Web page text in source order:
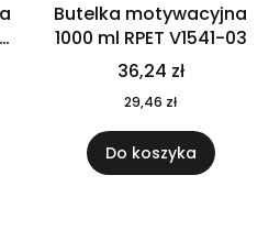
Butelka motywacyjna
1000 ml RPET V1541-03
36,24 zł
29,46 zł
Do koszyka